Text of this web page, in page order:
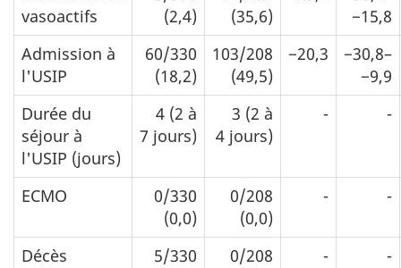
vasoactifs
(2,4)
(35,6)
−15,8
Admission à
l'USIP
60/330
(18,2)
103/208
(49,5)
−20,3
−30,8–
−9,9
Durée du
séjour à
l'USIP (jours)
4 (2 à
7 jours)
3 (2 à
4 jours)
- -
ECMO
0/330
(0,0)
0/208
(0,0)
- -
Décès
5/330
0/208
- -